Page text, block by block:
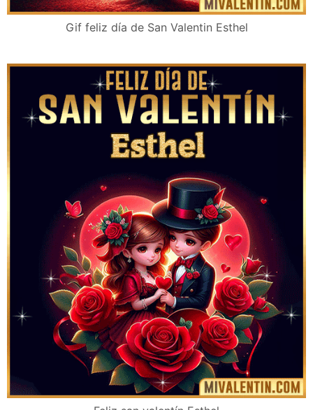
Gif feliz día de San Valentin Esthel